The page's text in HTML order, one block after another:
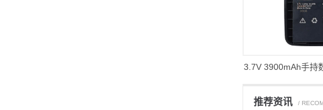
3.7V 3900mAh手持
推荐资讯 /